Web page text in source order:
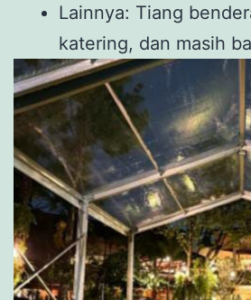
Lainnya: Tiang
katering, dan masih